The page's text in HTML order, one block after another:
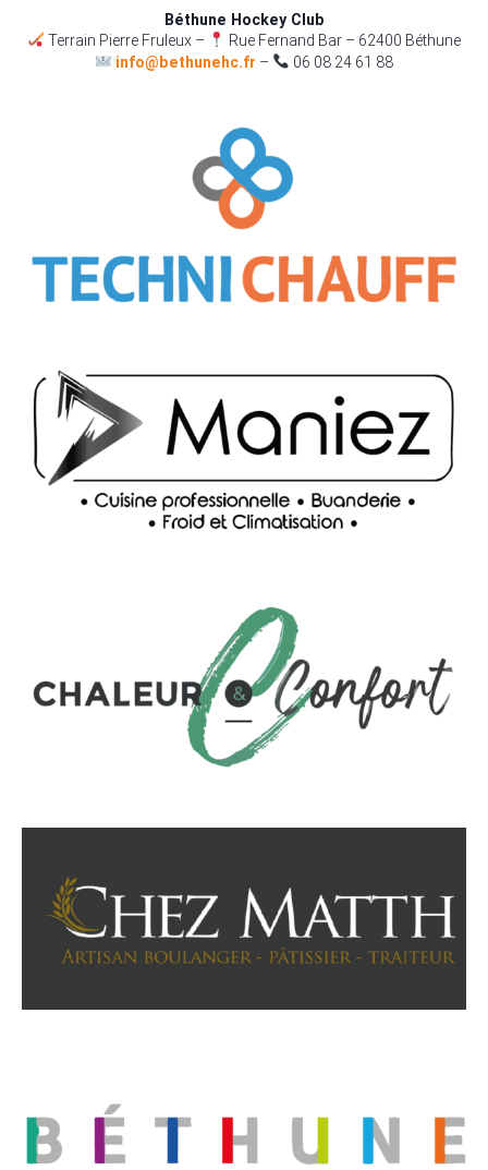
Béthune Hockey Club
Terrain Pierre Fruleux –
Rue Fernand Bar – 62400 Béthune
info@bethunehc.fr – 06 08 24 61 88